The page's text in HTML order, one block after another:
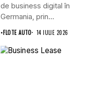
de business digital în
Germania, prin...
•FLOTE AUTO 14 IULIE 2026